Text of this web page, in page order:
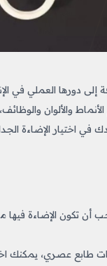
دورها العملي في
والألوان والوظائف،
اختيار الإضاءة
أن تكون الإضاءة فيها
طابع عصري، يمكنك